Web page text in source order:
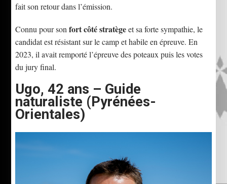
fait son retour dans l’émission.
Connu pour sonfort côté stratègeet sa forte sympathie, le
candidat est résistant sur le camp et habile en épreuve. En
2023, il avait remporté l’épreuve des poteaux puis les votes
du jury final.
Ugo, 42 ans – Guide
naturaliste (Pyrénées-
Orientales)